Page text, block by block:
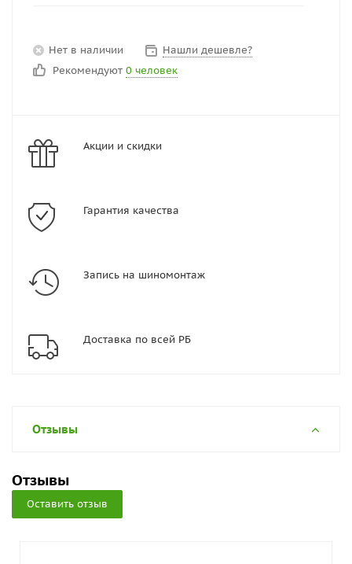
Нет в наличии
Нашли дешевле?
Рекомендуют 0 человек
Акции и скидки
Гарантия качества
Запись на шиномонтаж
Доставка по всей РБ
Отзывы
Отзывы
Оставить отзыв